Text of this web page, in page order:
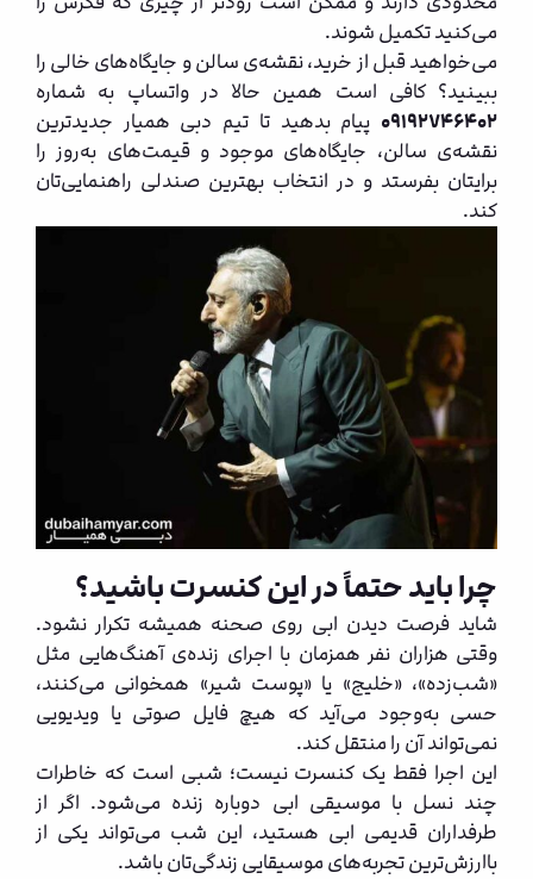
می‌کنید تکمیل شوند.
می‌خواهید قبل از خرید، نقشه‌ی سالن و جایگاه‌های خالی را
ببینید؟ کافی است همین حالا در واتساپ به شماره
۰۹۱۹۲۷۴۶۴۰۲ پیام بدهید تا تیم دبی همیار جدیدترین
نقشه‌ی سالن، جایگاه‌های موجود و قیمت‌های به‌روز را
برایتان بفرستد و در انتخاب بهترین صندلی راهنمایی‌تان
کند.
چرا باید حتماً در این کنسرت باشید؟
شاید فرصت دیدن ابی روی صحنه همیشه تکرار نشود.
وقتی هزاران نفر همزمان با اجرای زنده‌ی آهنگ‌هایی مثل
«شب‌زده»، «خلیج» یا «پوست شیر» همخوانی می‌کنند،
حسی به‌وجود می‌آید که هیچ فایل صوتی یا ویدیویی
نمی‌تواند آن را منتقل کند.
این اجرا فقط یک کنسرت نیست؛ شبی است که خاطرات
چند نسل با موسیقی ابی دوباره زنده می‌شود. اگر از
طرفداران قدیمی ابی هستید، این شب می‌تواند یکی از
باارزش‌ترین تجربه‌های موسیقایی زندگی‌تان باشد.